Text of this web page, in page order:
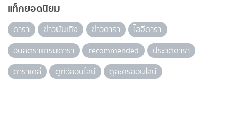
แท็กยอดนิยม
ดารา ข่าวบันเทิง ข่าวดารา
ไอจีดารา
อินสตราแกรมดารา
recommended
ประวัติดารา
ดาราเดลี่
ดูทีวีออนไลน์ ดูละครออนไลน์